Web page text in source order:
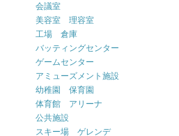
会議室
美容室 理容室
工場 倉庫
バッティングセンター
ゲームセンター
アミューズメント施設
幼稚園 保育園
体育館 アリーナ
公共施設
スキー場 ゲレンデ